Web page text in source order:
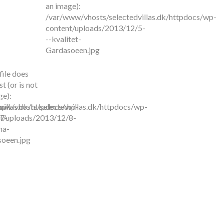
an image):
/var/www/vhosts/selectedvillas.dk/httpdocs/wp-
content/uploads/2013/12/5-
--kvalitet-
Gardasoeen.jpg
httpdocs/wp-
does
(or is not
vhosts/selectedvillas.dk/httpdocs/wp-
uploads/2013/12/8-